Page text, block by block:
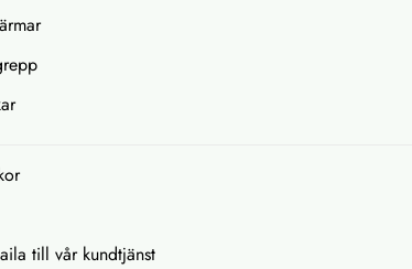
till vår kundtjänst